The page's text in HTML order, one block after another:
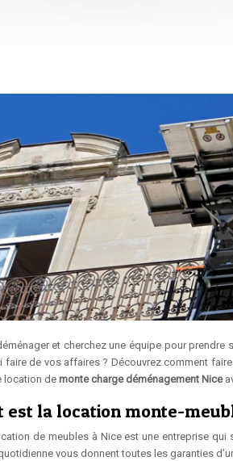
et cherchez une équipe pour
faire de vos affaires ? Découvrez comment
location demonte charge déménagement Nice
est la location monte-
de meubles à Nice est une entreprise
vous donnent toutes les garanties